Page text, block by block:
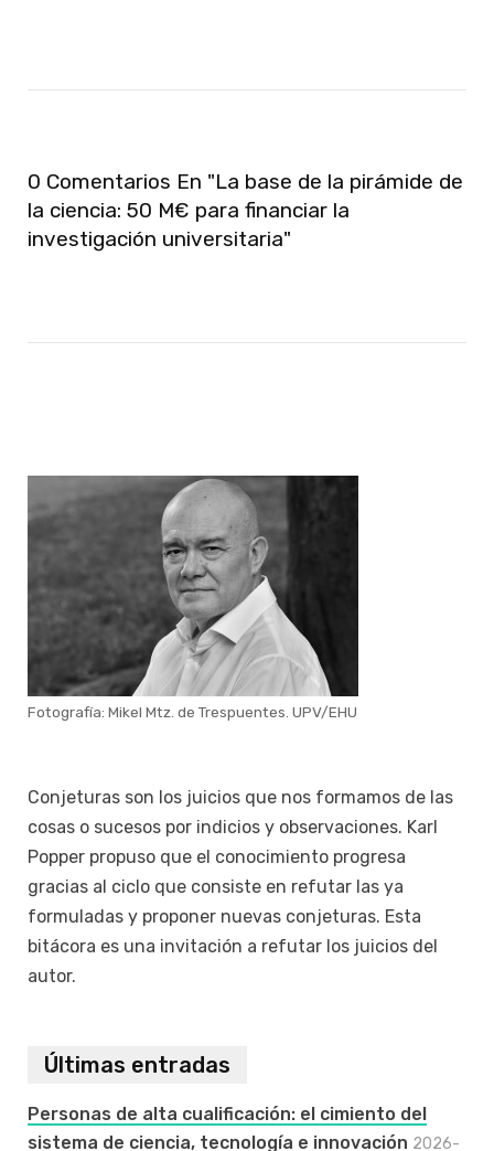
0 Comentarios En "La base de la pirámide de
la ciencia: 50 M€ para financiar la
investigación universitaria"
Fotografía: Mikel Mtz. de Trespuentes. UPV/EHU
Conjeturas son los juicios que nos formamos de las
cosas o sucesos por indicios y observaciones. Karl
Popper propuso que el conocimiento progresa
gracias al ciclo que consiste en refutar las ya
formuladas y proponer nuevas conjeturas. Esta
bitácora es una invitación a refutar los juicios del
autor.
Últimas entradas
Personas de alta cualificación: el cimiento del
sistema de ciencia, tecnología e innovación 2026-